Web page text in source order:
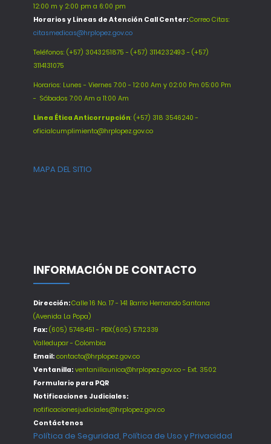
12:00 m y 2:00 pm a 6:00 pm
Horarios y Lineas de Atención Call Center:Correo Citas:
citasmedicas@hrplopez.gov.co
Teléfonos: (+57) 3043251875 - (+57) 3114232493 - (+57)
3114131075
Horarios: Lunes - Viernes 7:00 - 12:00 Am y 02:00 Pm 05:00 Pm
- Sábados 7:00 Am a 11:00 Am
Línea Ética Anticorrupción: (+57) 318 3546240 -
oficialcumplimiento@hrplopez.gov.co
MAPA DEL SITIO
INFORMACIÓN DE CONTACTO
Dirección:Calle 16 No. 17 - 141 Barrio Hernando Santana
(Avenida La Popa)
Fax: (605) 5748451 - PBX:(605) 5712339
Valledupar - Colombia
Email: contacto@hrplopez.gov.co
Ventanilla: ventanillaunica@hrplopez.gov.co - Ext. 3502
Formulario para PQR
Notificaciones Judiciales:
notificacionesjudiciales@hrplopez.gov.co
Contáctenos
Política de Seguridad, Política de Uso y Privacidad